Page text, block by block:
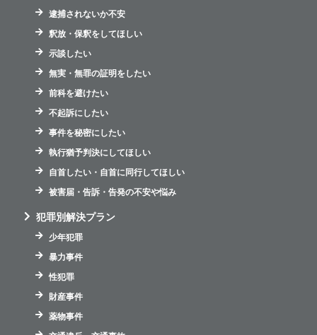
逮捕されないか不安
釈放・保釈をしてほしい
示談したい
無実・無罪の証明をしたい
前科を避けたい
不起訴にしたい
事件を秘密にしたい
執行猶予判決にしてほしい
自首したい・自首に同行してほしい
被害届・告訴・告発の不安や悩み
犯罪別解決プラン
少年犯罪
暴力事件
性犯罪
財産事件
薬物事件